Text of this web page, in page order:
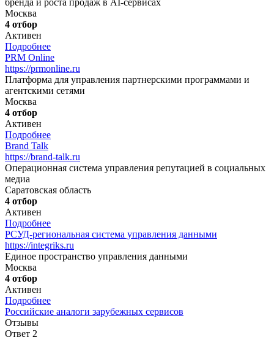
бренда и роста продаж в AI-сервисах
Москва
4 отбор
Активен
Подробнее
PRM Online
https://prmonline.ru
Платформа для управления партнерскими программами и
агентскими сетями
Москва
4 отбор
Активен
Подробнее
Brand Talk
https://brand-talk.ru
Операционная система управления репутацией в социальных
медиа
Саратовская область
4 отбор
Активен
Подробнее
РСУД-региональная система управления данными
https://integriks.ru
Единое пространство управления данными
Москва
4 отбор
Активен
Подробнее
Российские аналоги зарубежных сервисов
Отзывы
Ответ 2